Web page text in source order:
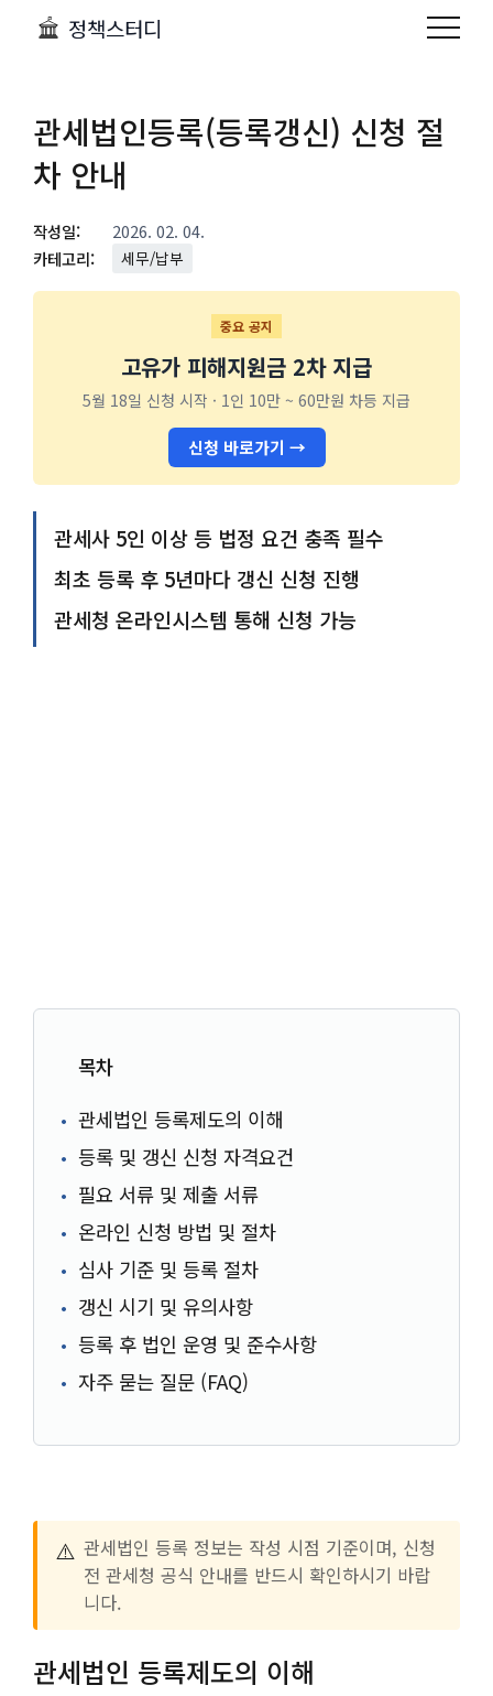
정책스터디
관세법인등록(등록갱신) 신청 절
차 안내
작성일:
2026. 02. 04.
카테고리:
세무/납부
중요 공지
고유가 피해지원금 2차 지급
5월 18일 신청 시작 · 1인 10만 ~ 60만원 차등 지급
신청 바로가기 →
관세사 5인 이상 등 법정 요건 충족 필수
최초 등록 후 5년마다 갱신 신청 진행
관세청 온라인시스템 통해 신청 가능
목차
관세법인 등록제도의 이해
등록 및 갱신 신청 자격요건
필요 서류 및 제출 서류
온라인 신청 방법 및 절차
심사 기준 및 등록 절차
갱신 시기 및 유의사항
등록 후 법인 운영 및 준수사항
자주 묻는 질문 (FAQ)
⚠️ 관세법인 등록 정보는 작성 시점 기준이며, 신청
전 관세청 공식 안내를 반드시 확인하시기 바랍
니다.
관세법인 등록제도의 이해